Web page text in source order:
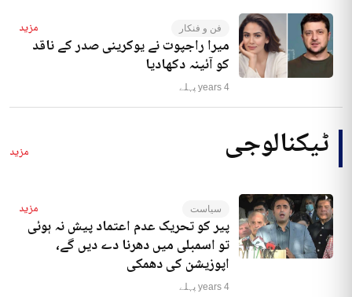
فن و فنکار مزید
میرا راجپوت نے یوکرینی صدر کے ناقد
کو آئینہ دکھادیا
4 years پہلے
ٹیکنالوجی مزید
سیاست مزید
پیر کو تحریک عدم اعتماد پیش نہ ہوئی
تو اسمبلی میں دھرنا دے دیں گے،
اپوزیشن کی دھمکی
4 years پہلے